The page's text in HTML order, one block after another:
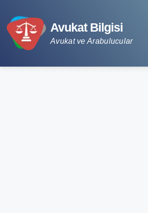
Avukat Bilgisi
Avukat ve Arabulucular